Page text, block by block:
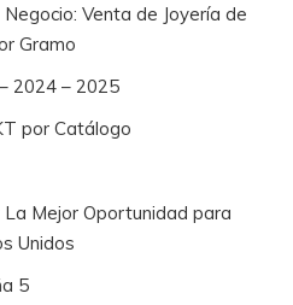
Venta de Joyería de
Gramo
2024 – 2025
por Catálogo
Mejor Oportunidad para
Unidos
5